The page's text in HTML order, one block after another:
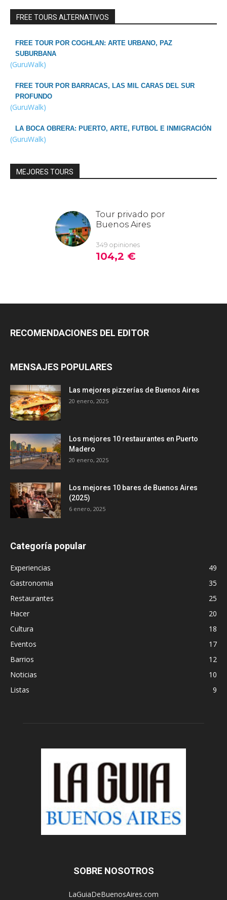
FREE TOURS ALTERNATIVOS
FREE TOUR POR COGHLAN: ARTE URBANO, PAZ
SUBURBANA
(GuruWalk)
FREE TOUR POR BARRACAS, LAS MIL CARAS DEL SUR
PROFUNDO
(GuruWalk)
LA BOCA OBRERA: PUERTO, ARTE, FUTBOL E INMIGRACIÓN
(GuruWalk)
MEJORES TOURS
RECOMENDACIONES DEL EDITOR
MENSAJES POPULARES
Las mejores pizzerías de Buenos Aires
20 enero, 2025
Los mejores 10 restaurantes en Puerto
Madero
20 enero, 2025
Los mejores 10 bares de Buenos Aires
(2025)
6 enero, 2025
Categoría popular
Experiencias
49
Gastronomia
35
Restaurantes
25
Hacer
20
Cultura
18
Eventos
17
Barrios
12
Noticias
10
Listas
9
SOBRE NOSOTROS
LaGuiaDeBuenosAires.com